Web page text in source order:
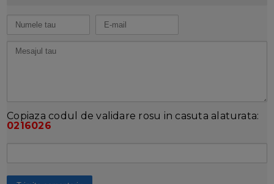
Copiaza codul de validare rosu in casuta alaturata:
0216026